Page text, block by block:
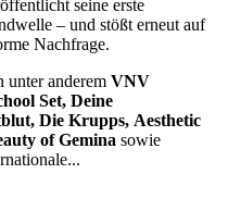
seine erste
– und stößt erneut auf
Nachfrage.
unter anderem VNV
Set, Deine
, Die Krupps, Aesthetic
of Gemina sowie